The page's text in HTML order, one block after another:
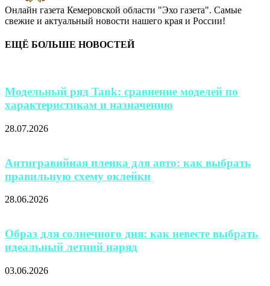
Онлайн газета Кемеровской области "Эхо газета". Самые
свежие и актуальный новости нашего края и России!
ЕЩЁ БОЛЬШЕ НОВОСТЕЙ
Модельный ряд Tank: сравнение моделей по
характеристикам и назначению
28.07.2026
Антигравийная пленка для авто: как выбрать
правильную схему оклейки
28.06.2026
Образ для солнечного дня: как невесте выбрать
идеальный летний наряд
03.06.2026